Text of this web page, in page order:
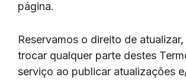
página.
Reservamos o direito de
trocar qualquer parte destes
serviço ao publicar atualizações